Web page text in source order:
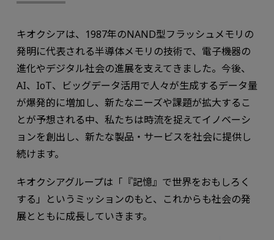
キオクシアは、1987年のNAND型フラッシュメモリの
発明に代表される半導体メモリの技術で、電⼦機器の
進化やデジタル社会の進展を⽀えてきました。今後、
AI、IoT、ビッグデータ活⽤で⼈々が⽣成するデータ量
が爆発的に増加し、新たなニーズや課題が拡⼤するこ
とが予想される中、私たちは時流を捉えてイノベーシ
ョンを創出し、新たな製品・サービスを社会に提供し
続けます。
キオクシアグループは「『記憶』で世界をおもしろく
する」というミッションのもと、これからも社会の発
展とともに成長していきます。